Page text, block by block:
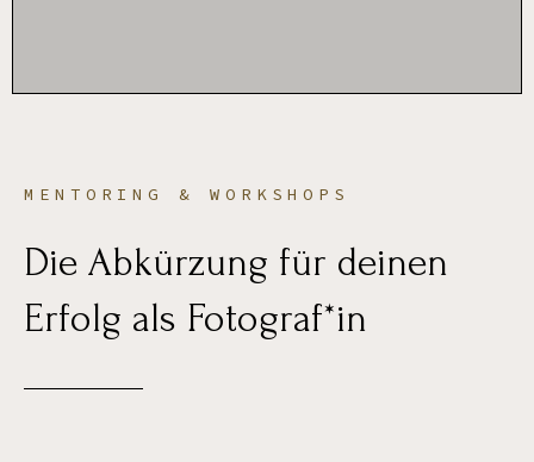
MENTORING & WORKSHOPS
Die Abkürzung für deinen
Erfolg als Fotograf*in